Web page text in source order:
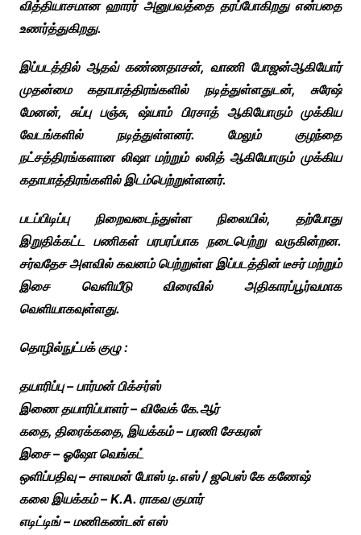
வித்தியாசமான ஹாரர் அனுபவத்தை தரப்போகிறது என்பதை
உணர்த்துகிறது.
இப்படத்தில் ஆதவ் கண்ணதாசன், வாணி போஜன்ஆகியோர்
முதன்மை கதாபாத்திரங்களில் நடித்துள்ளதுடன், சுரேஷ்
மேனன், சுப்பு பஞ்சு, ஷ்யாம் பிரசாத் ஆகியோரும் முக்கிய
வேடங்களில் நடித்துள்ளனர். மேலும் குழந்தை
நட்சத்திரங்களான லிஷா மற்றும் லலித் ஆகியோரும் முக்கிய
கதாபாத்திரங்களில் இடம்பெற்றுள்ளனர்.
படப்பிடிப்பு நிறைவடைந்துள்ள நிலையில், தற்போது
இறுதிக்கட்ட பணிகள் பரபரப்பாக நடைபெற்று வருகின்றன.
சர்வதேச அளவில் கவனம் பெற்றுள்ள இப்படத்தின் டீசர் மற்றும்
இசை வெளியீடு விரைவில் அதிகாரப்பூர்வமாக
வெளியாகவுள்ளது.
தொழில்நுட்பக் குழு :
தயாரிப்பு – பார்மன் பிக்சர்ஸ்
இணை தயாரிப்பாளர் – விவேக் கே.ஆர்
கதை, திரைக்கதை, இயக்கம் – பரணி சேகரன்
இசை – ஓஷோ வெங்கட்
ஒளிப்பதிவு – சாலமன் போஸ் டி.எஸ் / ஜபெஸ் கே கணேஷ்
கலை இயக்கம் – K.A. ராகவ குமார்
எடிட்டிங் – மணிகண்டன் எஸ்